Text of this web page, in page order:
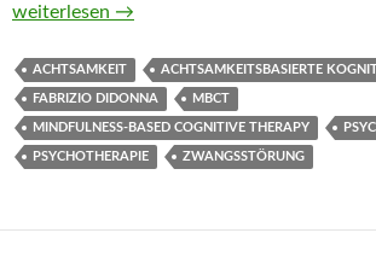
Achtsamkeitsbasierte kognitive Therapie
weiterlesen →
ACHTSAMKEIT ACHTSAMKEITSBASIERTE
FABRIZIO DIDONNA MBCT
MINDFULNESS-BASED COGNITIVE THERAPY
PSYCHOTHERAPIE ZWANGSSTÖRUNG